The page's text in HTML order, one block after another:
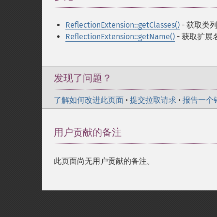
ReflectionExtension::getClasses() - 获取类
ReflectionExtension::getName() - 获取扩展
发现了问题？
了解如何改进此页面 • 提交拉取请求 • 报告一个
用户贡献的备注
此页面尚无用户贡献的备注。